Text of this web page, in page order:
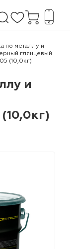
по металлу и
глянцевый
(10,0кг)
и